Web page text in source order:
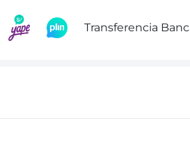
Transferencia